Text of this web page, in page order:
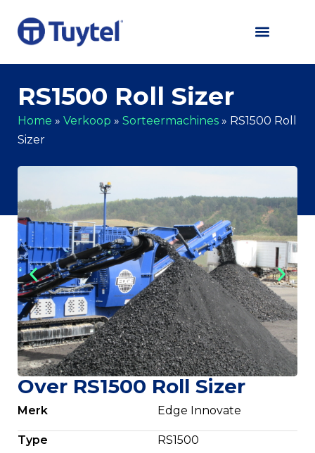
RS1500 Roll Sizer
Home » Verkoop » Sorteermachines » RS1500 Roll
Sizer
Over RS1500 Roll Sizer
Merk Edge Innovate
Type
RS1500